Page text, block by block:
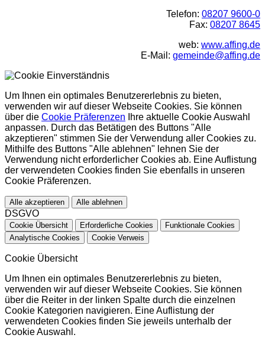
Telefon: 08207 9600-0
Fax: 08207 8645
web: www.affing.de
E-Mail: gemeinde@affing.de
Um Ihnen ein optimales Benutzererlebnis zu bieten,
verwenden wir auf dieser Webseite Cookies. Sie können
über die Cookie Präferenzen Ihre aktuelle Cookie Auswahl
anpassen. Durch das Betätigen des Buttons "Alle
akzeptieren" stimmen Sie der Verwendung aller Cookies zu.
Mithilfe des Buttons "Alle ablehnen" lehnen Sie der
Verwendung nicht erforderlicher Cookies ab. Eine Auflistung
der verwendeten Cookies finden Sie ebenfalls in unseren
Cookie Präferenzen.
Alle akzeptieren Alle ablehnen
DSGVO
Cookie Übersicht Erforderliche Cookies
Funktionale Cookies
Analytische Cookies
Cookie Verweis
Cookie Übersicht
Um Ihnen ein optimales Benutzererlebnis zu bieten,
verwenden wir auf dieser Webseite Cookies. Sie können
über die Reiter in der linken Spalte durch die einzelnen
Cookie Kategorien navigieren. Eine Auflistung der
verwendeten Cookies finden Sie jeweils unterhalb der
Cookie Auswahl.